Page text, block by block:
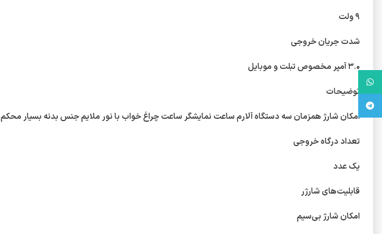
۹ ولت
شدت جریان خروجی
۳.۰ آمپر مخصوص تبلت و موبایل
توضیحات
امکان شارژ همزمان سه دستگاه آلارم ساعت نمایشگر ساعت چراغ خواب با نور ملایم جنس بدنه بسیار محکم
تعداد درگاه خروجی
یک عدد
قابلیت‌های شارژر
امکان شارژ بی‎‌سیم